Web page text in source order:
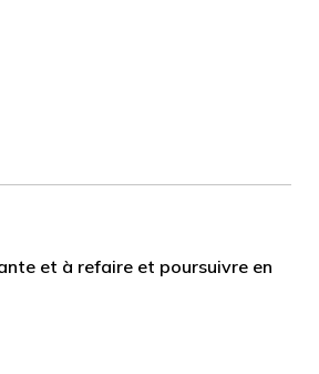
et à refaire et poursuivre en